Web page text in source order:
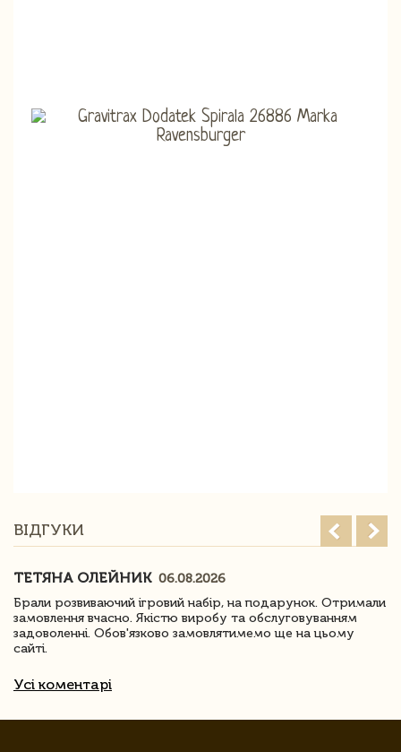
ВІДГУКИ
ТЕТЯНА ОЛЕЙНИК 06.08.2026
Брали розвиваючий ігровий набір, на подарунок. Отримали
замовлення вчасно. Якістю виробу та обслуговуванням
задоволенні. Обов'язково замовлятимемо ще на цьому
сайті.
Усі коментарі